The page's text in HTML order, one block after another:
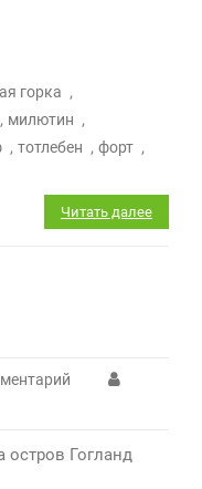
горка ,
, милютин ,
, тотлебен , форт ,
Читать далее
Гогланд